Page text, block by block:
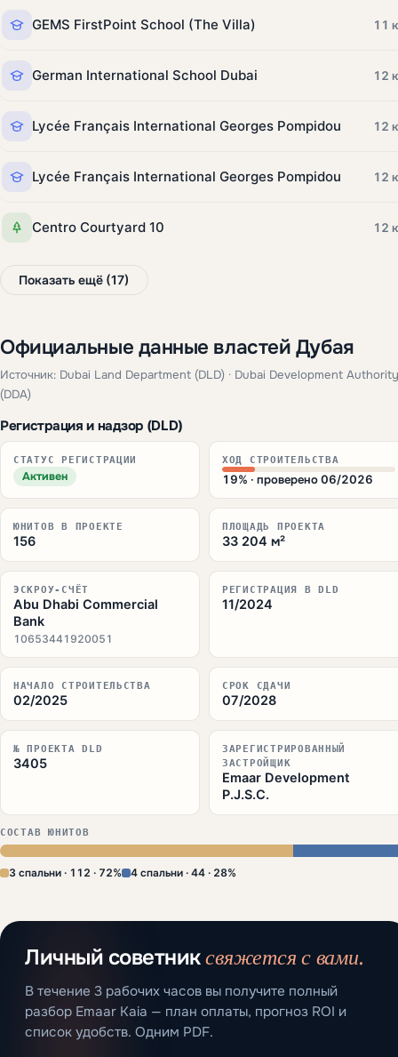
GEMS FirstPoint School (The Villa) 11
German International School Dubai 12
Lycée Français International Georges Pompidou 12
Lycée Français International Georges Pompidou 12
Centro Courtyard 10 12
Показать ещё (17)
Официальные данные властей Дубая
Источник: Dubai Land Department (DLD) · Dubai Development Authority
(DDA)
Регистрация и надзор (DLD)
СТАТУС РЕГИСТРАЦИИ
Активен
ХОД СТРОИТЕЛЬСТВА
19% · проверено 06/2026
ЮНИТОВ В ПРОЕКТЕ
156
ПЛОЩАДЬ ПРОЕКТА
33 204 м²
ЭСКРОУ-СЧЁТ
Abu Dhabi Commercial
Bank
10653441920051
РЕГИСТРАЦИЯ В DLD
11/2024
НАЧАЛО СТРОИТЕЛЬСТВА
02/2025
СРОК СДАЧИ
07/2028
№ ПРОЕКТА DLD
3405
ЗАРЕГИСТРИРОВАННЫЙ
ЗАСТРОЙЩИК
Emaar Development
P.J.S.C.
СОСТАВ ЮНИТОВ
3 спальни · 112 · 72% 4 спальни · 44 · 28%
Личный советниксвяжется с вами.
В течение 3 рабочих часов вы получите полный
разбор Emaar Kaia — план оплаты, прогноз ROI и
список удобств. Одним PDF.